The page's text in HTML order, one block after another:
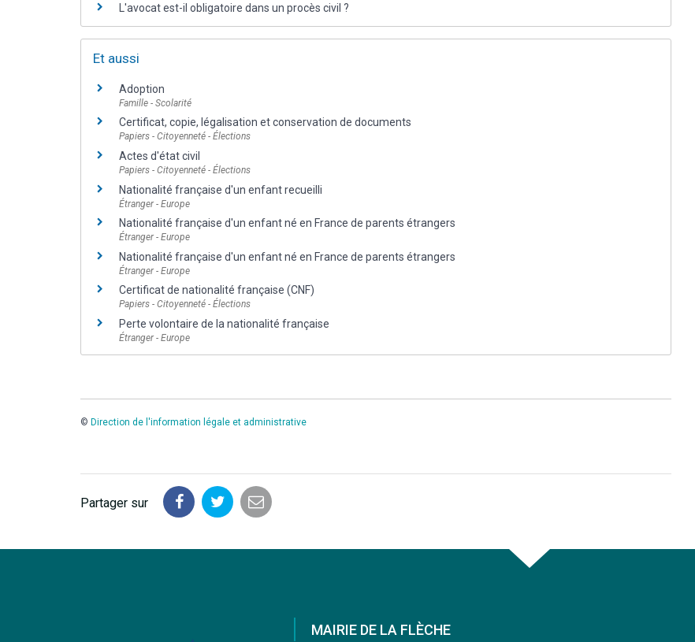
L'avocat est-il obligatoire dans un procès civil ?
Et aussi
Adoption
Famille - Scolarité
Certificat, copie, légalisation et conservation de documents
Papiers - Citoyenneté - Élections
Actes d'état civil
Papiers - Citoyenneté - Élections
Nationalité française d'un enfant recueilli
Étranger - Europe
Nationalité française d'un enfant né en France de parents étrangers
Étranger - Europe
Nationalité française d'un enfant né en France de parents étrangers
Étranger - Europe
Certificat de nationalité française (CNF)
Papiers - Citoyenneté - Élections
Perte volontaire de la nationalité française
Étranger - Europe
© Direction de l'information légale et administrative
Partager sur
Partager
Facebook
Partager
Twitter
Partager
email
MAIRIE DE LA FLÈCHE